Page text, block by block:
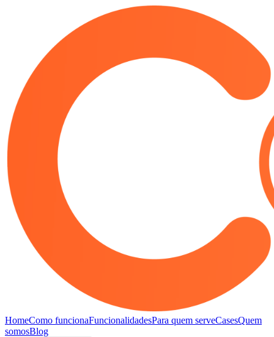
HomeComo funcionaFuncionalidadesPara quem serveCasesQuem
somosBlog